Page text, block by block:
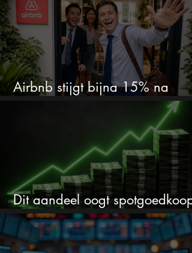
Airbnb stijgt bijna 15% na
cijfers: vooral dit AI-cijfer valt op
Dit aandeel oogt spotgoedkoop
voor hoeveel het kan stijgen